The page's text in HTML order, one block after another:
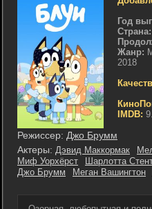
Год
Страна:
Жанр:
2018
IMDB:
Режиссер: Джо Брумм
Актеры: Дэвид Маккормак
Миф Уорхёрст
Шарлотта
Джо Брумм
Меган Вашингтон